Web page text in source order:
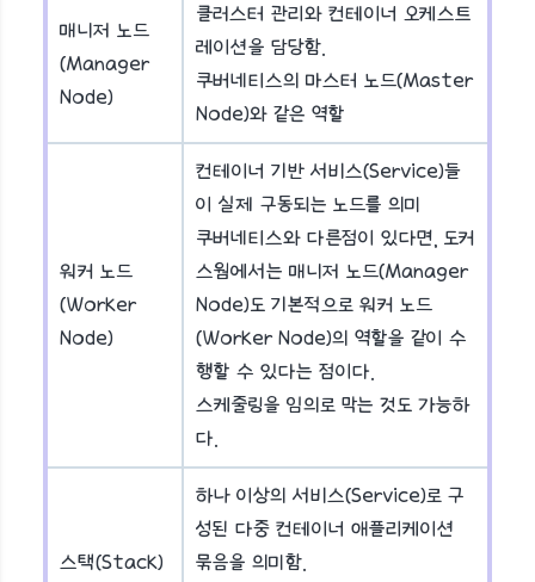
매니저 노드
(Manager
Node)
클러스터 관리와 컨테이너 오케스트
레이션을 담당함.
쿠버네티스의 마스터 노드(Master
Node)와 같은 역할
워커 노드
(Worker
Node)
컨테이너 기반 서비스(Service)들
이 실제 구동되는 노드를 의미
쿠버네티스와 다른점이 있다면, 도커
스웜에서는 매니저 노드(Manager
Node)도 기본적으로 워커 노드
(Worker Node)의 역할을 같이 수
행할 수 있다는 점이다.
스케줄링을 임의로 막는 것도 가능하
다.
스택(Stack)
하나 이상의 서비스(Service)로 구
성된 다중 컨테이너 애플리케이션
묶음을 의미함.